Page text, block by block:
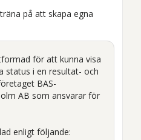
på att skapa egna
för att kunna visa
status i en resultat- och
BAS-
AB som ansvarar för
enligt följande: